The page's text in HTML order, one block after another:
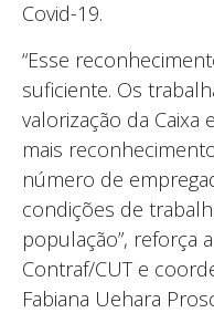
Covid-19.
“Esse
suficiente. Os
valorização da
mais
número de
condições de
população”, reforça
Contraf/CUT e
Fabiana Uehara